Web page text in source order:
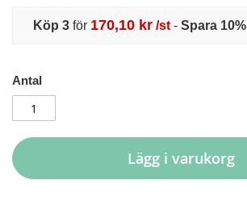
Köp 3 för 170,10 kr /st - Spara 10%
Antal
Lägg i varukorg